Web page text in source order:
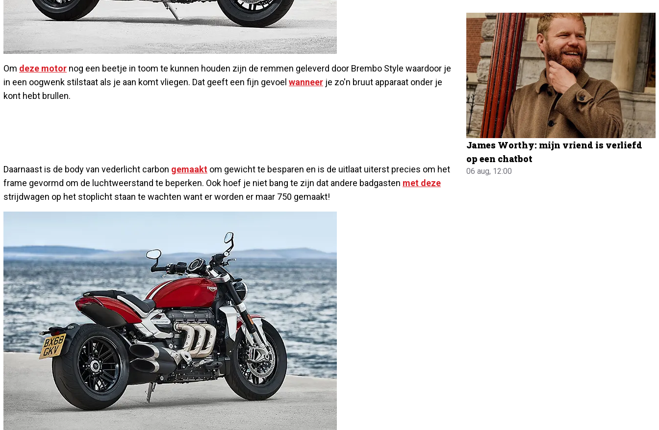
Om deze motor nog een beetje in toom te kunnen houden zijn de remmen geleverd door Brembo Style waardoor je
in een oogwenk stilstaat als je aan komt vliegen. Dat geeft een fijn gevoel wanneer je zo'n bruut apparaat onder je
kont hebt brullen.
Daarnaast is de body van vederlicht carbon gemaakt om gewicht te besparen en is de uitlaat uiterst precies om het
frame gevormd om de luchtweerstand te beperken. Ook hoef je niet bang te zijn dat andere badgasten met deze
strijdwagen op het stoplicht staan te wachten want er worden er maar 750 gemaakt!
James Worthy: mijn vriend is verliefd
op een chatbot
06 aug, 12:00